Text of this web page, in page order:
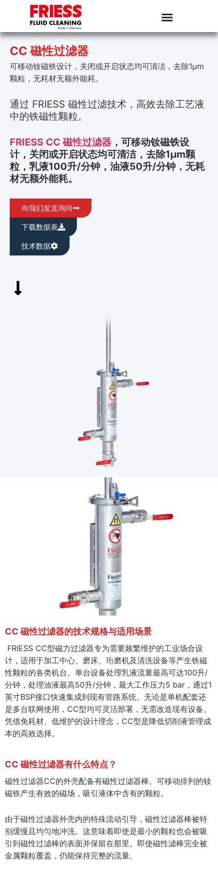
CC 磁性过滤器
可移动钕磁铁设计，关闭或开启状态均可清洁，去除1µm
颗粒，无耗材无额外能耗。
通过 FRIESS 磁性过滤技术，高效去除工艺液
中的铁磁性颗粒。
FRIESS CC 磁性过滤器 ，可移动钕磁铁设
计，关闭或开启状态均可清洁，去除1µm颗
粒，乳液100升/分钟，油液50升/分钟，无耗
材无额外能耗。
向我们发送询问
下载数据表
技术数据
CC 磁性过滤器的技术规格与适用场景
FRIESS CC型磁力过滤器专为需要频繁维护的工业场合设
计，适用于加工中心、磨床、珩磨机及清洗设备等产生铁磁
性颗粒的各类机台。单台设备处理乳液流量最高可达100升/
分钟，处理油液最高50升/分钟，最大工作压力5 bar，通过1
英寸BSP接口快速集成到现有管路系统。无论是单机配套还
是多台联网使用，CC型均可灵活部署，无需改造现有设备。
凭借免耗材、低维护的设计理念，CC型是降低切削液管理成
本的高效选择。
CC 磁性过滤器有什么特点？
磁性过滤器CC的外壳配备有磁性过滤器棒。可移动排列的钕
磁铁产生有效的磁场，吸引液体中含有的颗粒。
由于磁性过滤器外壳内的特殊流动引导，磁性过滤器棒被特
别缓慢且均匀地冲洗。这意味着即使是最小的颗粒也会被吸
引到磁性过滤棒的表面并保留在那里。即使磁性滤棒完全被
金属颗粒覆盖，仍能保持完整的流量。